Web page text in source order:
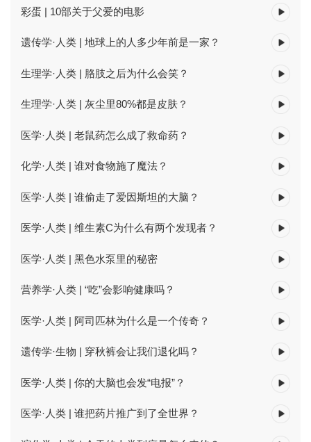
彩蛋 | 10部关于父爱的电影
遗传学·人类 | 地球上的人多少年前是一家？
生理学·人类 | 胳肢之后为什么会笑？
生理学·人类 | 灰尘里80%都是皮肤？
医学·人类 | 老鼠药怎么成了救命药？
化学·人类 | 谁对食物施了魔法？
医学·人类 | 谁偷走了爱因斯坦的大脑？
医学·人类 | 维生素C为什么有两个发现者？
医学·人类 | 黑色水泵里的秘密
营养学·人类 | “吃”会影响健康吗？
医学·人类 | 阿司匹林为什么是一个传奇？
遗传学·生物 | 穿秋裤会让我们退化吗？
医学·人类 | 你的大脑也会发“电报”？
医学·人类 | 谁把药片推广到了全世界？